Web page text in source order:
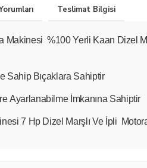
Teslimat Bilgisi
Makinesi %100 Yerli Kaan Dizel
Sahip Bıçaklara Sahiptir
Ayarlanabilme İmkanına Sahiptir
7 Hp Dizel Marşlı Ve İpli